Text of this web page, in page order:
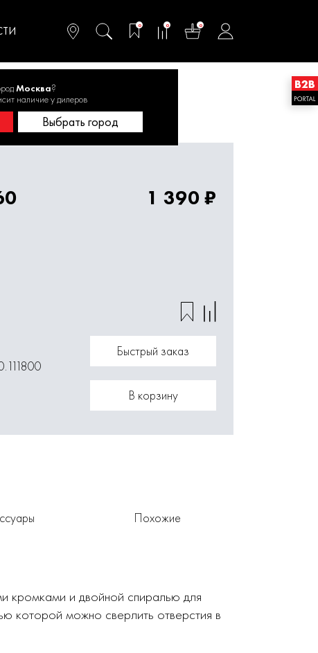
0 0 0
Москва?
наличие у дилеров
Выбрать город
Квадробур SDS+ 25х460 1820.111800
1 390 ₽
Быстрый заказ
В корзину
Похожие
кромками и двойной спиралью для
которой можно сверлить отверстия в